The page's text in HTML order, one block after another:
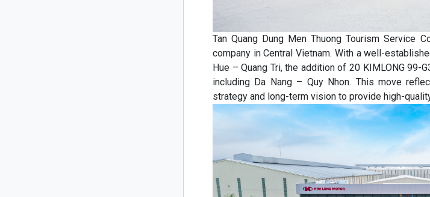
Tan Quang Dung Men Thuong Tourism Service
company in Central Vietnam. With a well-
Hue – Quang Tri, the addition of 20 KIMLONG 99-
including Da Nang – Quy Nhon. This move
strategy and long-term vision to provide high-